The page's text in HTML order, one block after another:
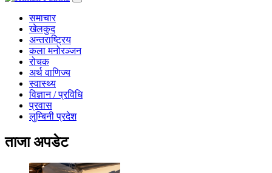
समाचार
खेलकुद
अन्तराष्ट्रिय
कला मनोरञ्जन
रोचक
अर्थ वाणिज्य
स्वास्थ्य
विज्ञान / प्रविधि
प्रवास
लुम्बिनी प्रदेश
ताजा अपडेट